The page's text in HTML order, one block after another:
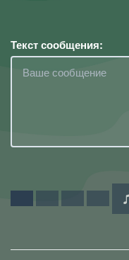
Текст сообщения: